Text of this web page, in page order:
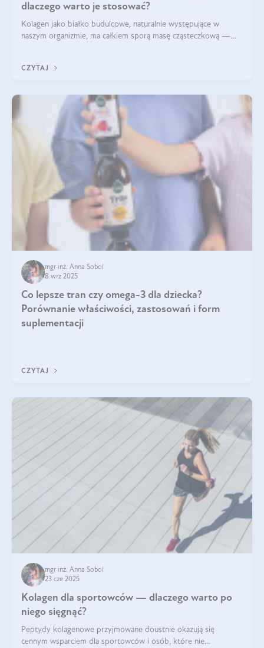
dlaczego warto je stosować?
Kolagen jako białko budulcowe, naturalnie występujące w
naszym organizmie, ma całkiem sporą masę cząsteczkową —
bardziej biodostępny
CZYTAJ
mgr inż. Anna Sobol
8 wrz 2025
Co lepsze tran czy omega-3 dla dziecka?
Porównanie właściwości, zastosowań i form
suplementacji
CZYTAJ
mgr inż. Anna Sobol
23 cze 2025
Kolagen dla sportowców — dlaczego warto po
niego sięgnąć?
Peptydy kolagenowe przyjmowane doustnie okazują się
cennym wsparciem dla sportowców i osób, które nie